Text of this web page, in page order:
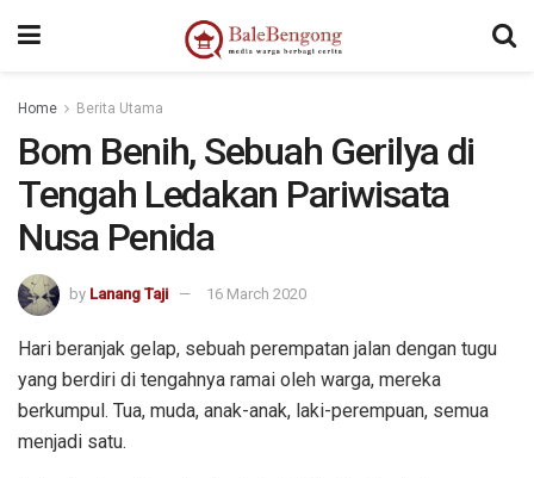
Home Berita Utama
Bom Benih, Sebuah Gerilya di
Tengah Ledakan Pariwisata
Nusa Penida
by Lanang Taji 16 March 2020
Hari beranjak gelap, sebuah perempatan jalan dengan tugu
yang berdiri di tengahnya ramai oleh warga, mereka
berkumpul. Tua, muda, anak-anak, laki-perempuan, semua
menjadi satu.